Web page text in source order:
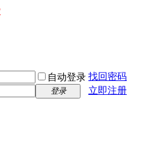
自动登录 找回密码
登录
立即注册